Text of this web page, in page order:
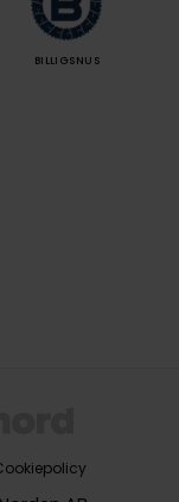
BILLIGSNUS